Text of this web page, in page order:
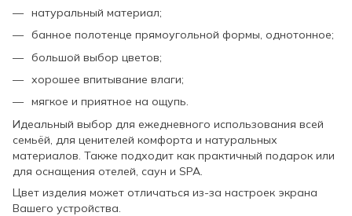
натуральный материал;
банное полотенце прямоугольной формы, однотонное;
большой выбор цветов;
хорошее впитывание влаги;
мягкое и приятное на ощупь.
Идеальный выбор для ежедневного использования всей
семьёй, для ценителей комфорта и натуральных
материалов. Также подходит как практичный подарок или
для оснащения отелей, саун и SPA.
Цвет изделия может отличаться из-за настроек экрана
Вашего устройства.